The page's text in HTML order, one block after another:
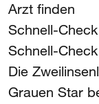
Arzt finden
Schnell-
Schnell-
Die
Grauen Star